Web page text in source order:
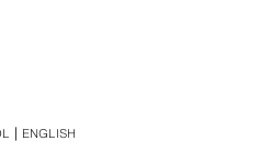
ENGLISH